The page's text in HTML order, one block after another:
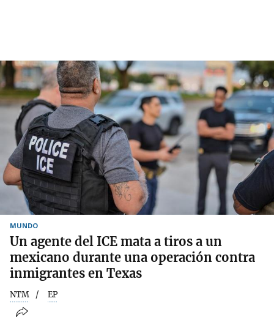
MUNDO
Un agente del ICE mata a tiros a un
mexicano durante una operación contra
inmigrantes en Texas
NTM EP